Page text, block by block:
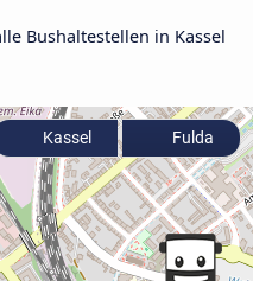
Bushaltestellen in Kassel
Kassel Fulda